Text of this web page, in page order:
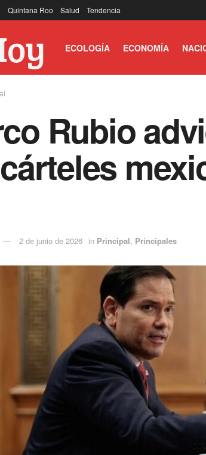
Quintana Roo Salud Tendencia
ECOLOGÍA ECONOMÍA
Rubio
2 de junio de 2026 in Principal, Principales